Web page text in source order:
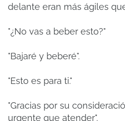
delante eran más ágiles
"¿No vas a beber esto?"
"Bajaré y beberé".
"Esto es para ti."
"Gracias por su
urgente que atender".